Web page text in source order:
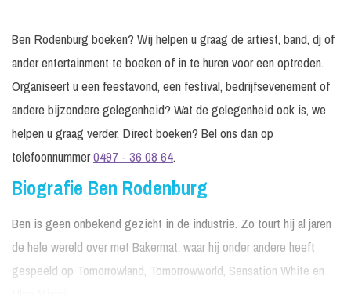
Ben Rodenburg boeken? Wij helpen u graag de artiest, band, dj of
ander entertainment te boeken of in te huren voor een optreden.
Organiseert u een feestavond, een festival, bedrijfsevenement of
andere bijzondere gelegenheid? Wat de gelegenheid ook is, we
helpen u graag verder. Direct boeken? Bel ons dan op
telefoonnummer0497 - 36 08 64.
Biografie Ben Rodenburg
Ben is geen onbekend gezicht in de industrie. Zo tourt hij al jaren
de hele wereld over met Bakermat, waar hij onder andere heeft
gespeeld op Tomorrowland, Tomorrowworld, Sensation White en